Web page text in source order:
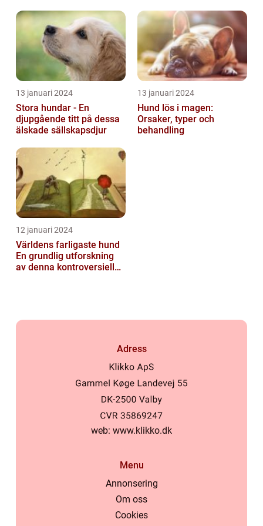
13 januari 2024
Stora hundar - En
djupgående titt på dessa
älskade sällskapsdjur
13 januari 2024
Hund lös i magen:
Orsaker, typer och
behandling
12 januari 2024
Världens farligaste hund
En grundlig utforskning
av denna kontroversiella
Adress
web: www.klikko.dk
Menu
Annonsering
Om oss
Cookies